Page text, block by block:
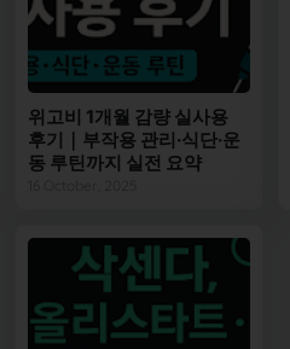
위고비 1개월 감량 실사용
후기｜부작용 관리·식단·운
동 루틴까지 실전 요약